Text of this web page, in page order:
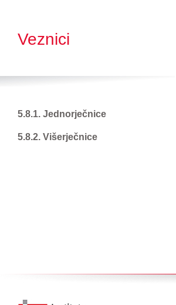
Veznici
5.8.1. Jednorječnice
5.8.2. Višerječnice